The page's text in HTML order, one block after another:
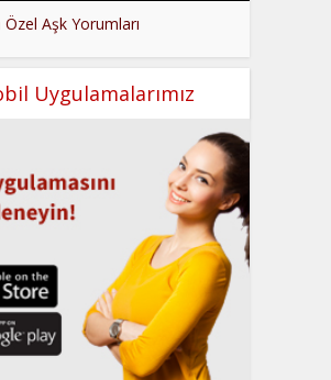
Aşk Yorumları
Uygulamalarımız